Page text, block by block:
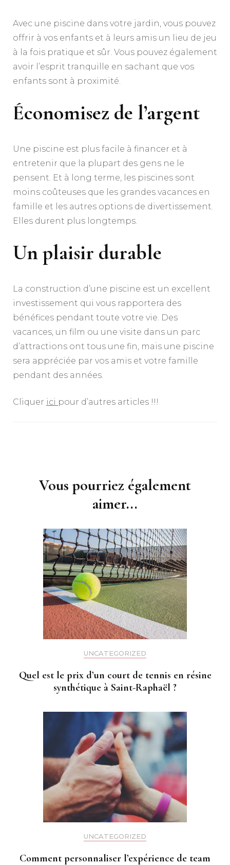
Avec une piscine dans votre jardin, vous pouvez
offrir à vos enfants et à leurs amis un lieu de jeu
à la fois pratique et sûr. Vous pouvez également
avoir l’esprit tranquille en sachant que vos
enfants sont à proximité.
Économisez de l’argent
Une piscine est plus facile à financer et à
entretenir que la plupart des gens ne le
pensent. Et à long terme, les piscines sont
moins coûteuses que les grandes vacances en
famille et les autres options de divertissement.
Elles durent plus longtemps.
Un plaisir durable
La construction d’une piscine est un excellent
investissement qui vous rapportera des
bénéfices pendant toute votre vie. Des
vacances, un film ou une visite dans un parc
d’attractions ont tous une fin, mais une piscine
sera appréciée par vos amis et votre famille
pendant des années.
Cliquer ici pour d’autres articles !!!
Vous pourriez également
aimer...
UNCATEGORIZED
Quel est le prix d’un court de tennis en résine
synthétique à Saint-Raphaël ?
UNCATEGORIZED
Comment personnaliser l’expérience de team